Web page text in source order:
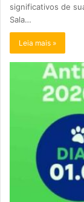
significativos de
Sala…
Leia mais »